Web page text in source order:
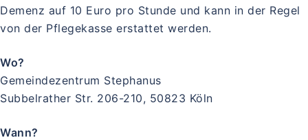
Demenz auf 10 Euro pro Stunde und kann in der Regel
von der Pflegekasse erstattet werden.
Wo?
Gemeindezentrum Stephanus
Subbelrather Str. 206-210, 50823 Köln
Wann?